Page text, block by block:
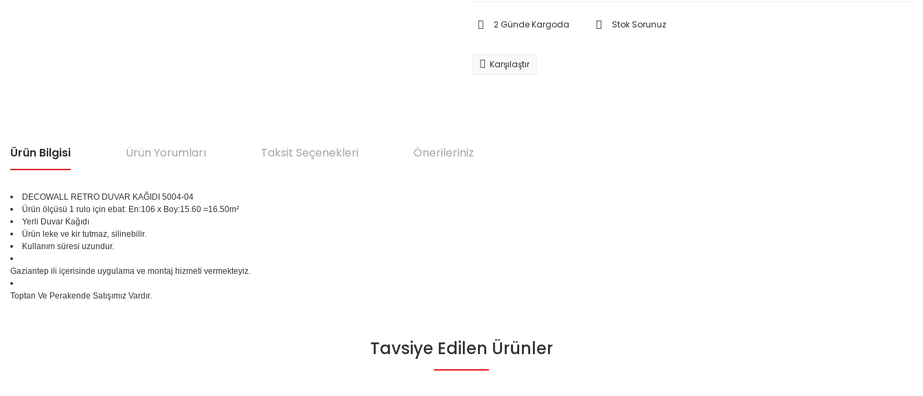
2 Günde Kargoda Stok Sorunuz
Karşılaştır
Ürün Bilgisi Ürün Yorumları Taksit Seçenekleri Önerileriniz
DECOWALL RETRO DUVAR KAĞIDI 5004-04
Ürün ölçüsü 1 rulo için ebat: En:106 x Boy:15.60 =16.50m²
Yerli Duvar Kağıdı
Ürün leke ve kir tutmaz, silinebilir.
Kullanım süresi uzundur.
Gaziantep ili içerisinde uygulama ve montaj hizmeti vermekteyiz.
Toptan Ve Perakende Satışımız Vardır.
Bu ürüne ilk yorumu siz yapın!
Bu ürünün fiyat bilgisi, resim, ürün açıklamalarında ve diğer konularda yetersiz gördüğünüz noktaları öneri formunu kullanarak tarafımıza iletebilirsiniz.
Tavsiye Edilen Ürünler